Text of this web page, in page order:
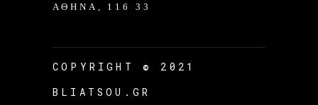
ΑΘΉΝΑ, 116 33
COPYRIGHT © 2021
BLIATSOU.GR